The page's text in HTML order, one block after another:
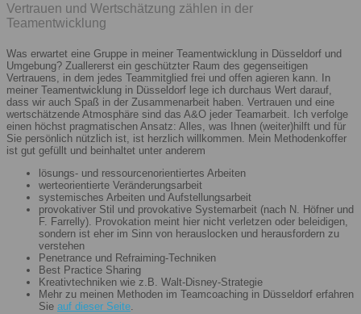
Vertrauen und Wertschätzung zählen in der
Teamentwicklung
Was erwartet eine Gruppe in meiner Teamentwicklung in Düsseldorf und
Umgebung? Zuallererst ein geschützter Raum des gegenseitigen
Vertrauens, in dem jedes Teammitglied frei und offen agieren kann. In
meiner Teamentwicklung in Düsseldorf lege ich durchaus Wert darauf,
dass wir auch Spaß in der Zusammenarbeit haben. Vertrauen und eine
wertschätzende Atmosphäre sind das A&O jeder Teamarbeit. Ich verfolge
einen höchst pragmatischen Ansatz: Alles, was Ihnen (weiter)hilft und für
Sie persönlich nützlich ist, ist herzlich willkommen. Mein Methodenkoffer
ist gut gefüllt und beinhaltet unter anderem
lösungs- und ressourcenorientiertes Arbeiten
werteorientierte Veränderungsarbeit
systemisches Arbeiten und Aufstellungsarbeit
provokativer Stil und provokative Systemarbeit (nach N. Höfner und
F. Farrelly). Provokation meint hier nicht verletzen oder beleidigen,
sondern ist eher im Sinn von herauslocken und herausfordern zu
verstehen
Penetrance und Refraiming-Techniken
Best Practice Sharing
Kreativtechniken wie z.B. Walt-Disney-Strategie
Mehr zu meinen Methoden im Teamcoaching in Düsseldorf erfahren
Sie auf dieser Seite.